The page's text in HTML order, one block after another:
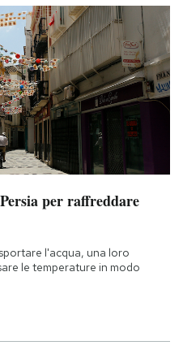
per raffreddare
l'acqua, una loro
le temperature in modo